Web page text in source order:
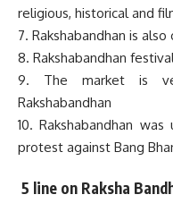
religious, historical and
7. Rakshabandhan is
8. Rakshabandhan
9. The market is
Rakshabandhan
10. Rakshabandhan
protest against Bang
5 line on Raksha